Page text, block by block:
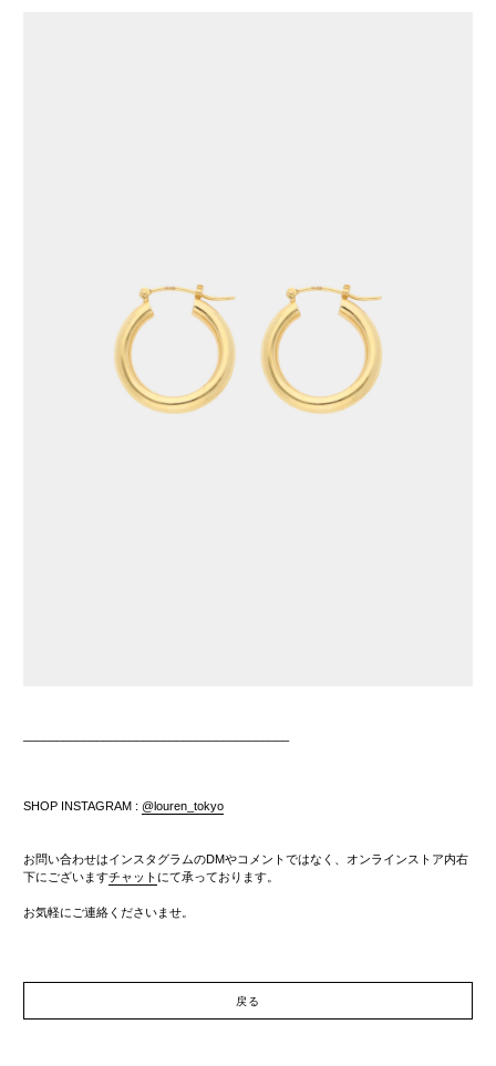
SHOP INSTAGRAM : @louren_tokyo
お問い合わせはインスタグラムのDMやコメントではなく、 オンラインストア内右
下にございますチャット にて承っております。
お気軽にご連絡くださいませ。
戻る